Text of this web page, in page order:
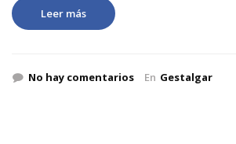
Leer más
No hay comentarios En Gestalgar